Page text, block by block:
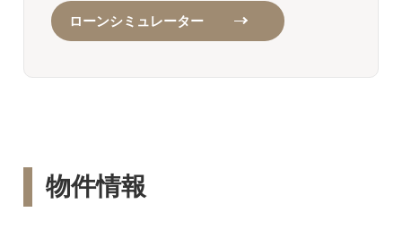
ローンシミュレーター
物件情報